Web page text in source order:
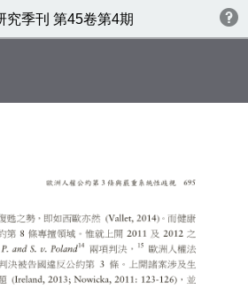
究季刊 第45卷第4期
化與歐洲